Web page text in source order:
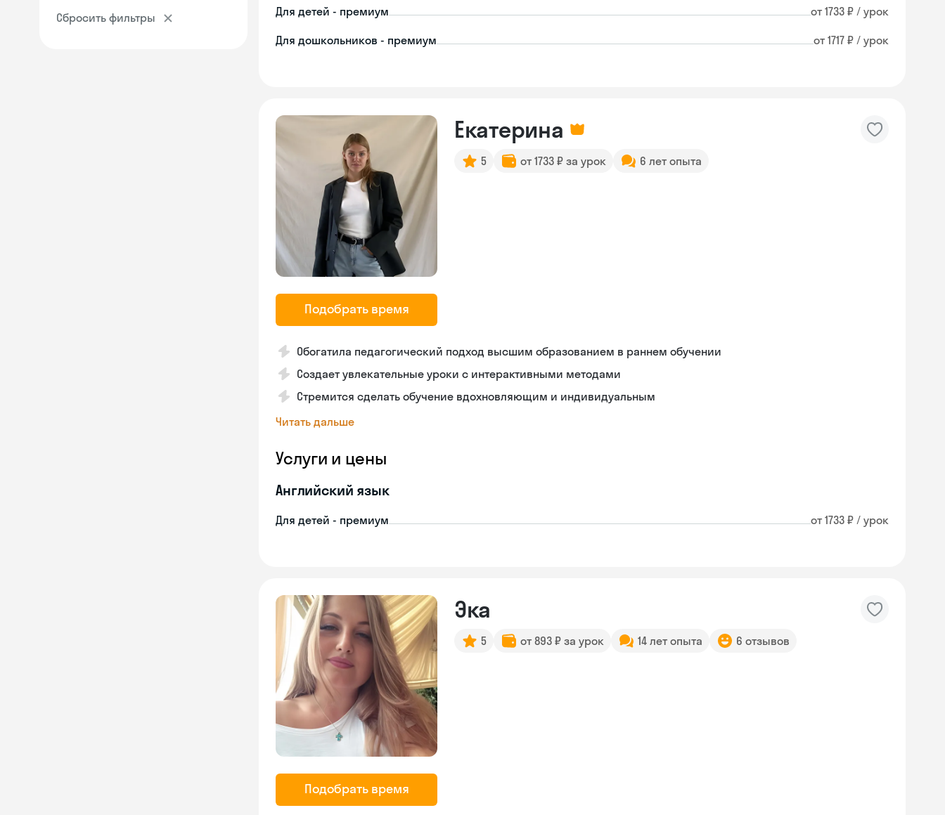
Сбросить фильтры Для детей - премиум от 1733 ₽ / урок
Для дошкольников - премиум от 1717 ₽ / урок
Подобрать время
Екатерина
5 от 1733 ₽ за урок 6 лет опыта
Обогатила педагогический подход высшим образованием в раннем обучении
Создает увлекательные уроки с интерактивными методами
Стремится сделать обучение вдохновляющим и индивидуальным
Читать дальше
Услуги и цены
Английский язык
Для детей - премиум от 1733 ₽ / урок
Подобрать время
Эка
5 от 893 ₽ за урок 14 лет опыта 6 отзывов